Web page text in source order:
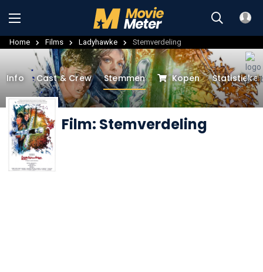
Home Films Ladyhawke Stemverdeling
Film: Stemverdeling
Info Cast & Crew Stemmen Kopen